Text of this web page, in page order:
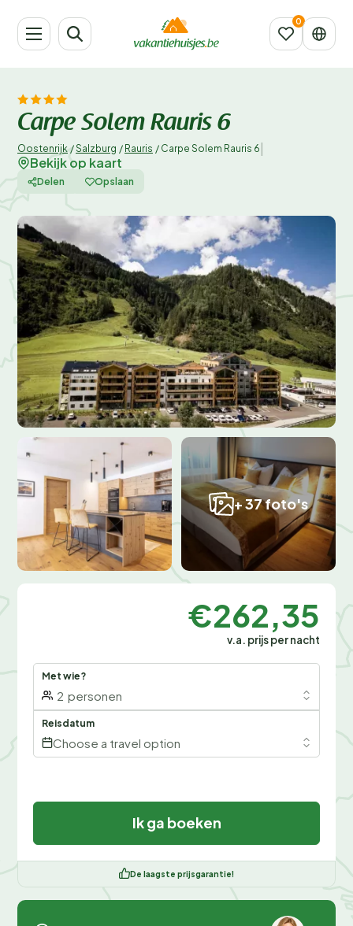
Carpe Solem Rauris 6
Oostenrijk /Salzburg / Rauris / Carpe Solem Rauris 6
Bekijk op kaart
Delen Opslaan
+ 37 foto's
€262,35
v.a. prijs per nacht
Met wie?
2 personen
Reisdatum
Choose a travel option
Ik ga boeken
De laagste prijsgarantie!